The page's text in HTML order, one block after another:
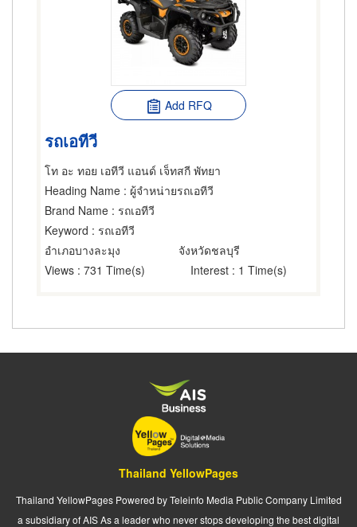
Add RFQ
รถเอทีวี
โท อะ ทอย เอทีวี แอนด์ เจ็ทสกี พัทยา
Heading Name : ผู้จำหน่ายรถเอทีวี
Brand Name : รถเอทีวี
Keyword : รถเอทีวี
อำเภอบางละมุง
จังหวัดชลบุรี
Views : 731 Time(s) Interest : 1 Time(s)
Thailand YellowPages
Thailand YellowPages Powered by Teleinfo Media Public Company Limited
a subsidiary of AIS As a leader who never stops developing the best digital